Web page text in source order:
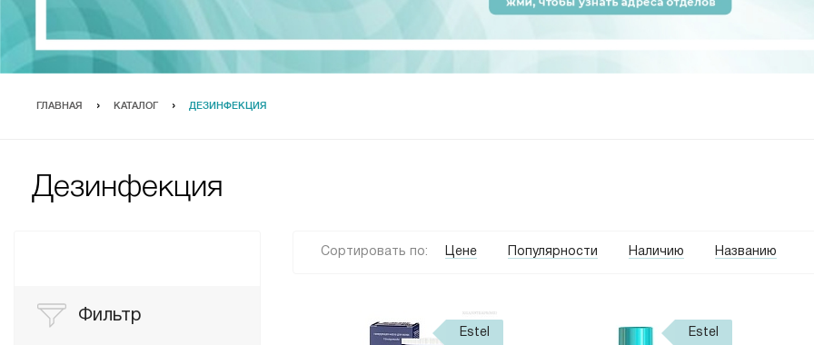
ГЛАВНАЯ КАТАЛОГ ДЕЗИНФЕКЦИЯ
Дезинфекция
Фильтр
Сортировать по: Цене Популярности Наличию Названию
Estel Estel